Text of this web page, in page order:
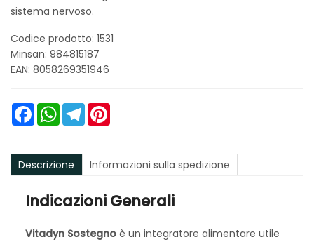
sistema nervoso.
Codice prodotto: 1531
Minsan: 984815187
EAN: 8058269351946
FacebookWhatsAppTelegram
Descrizione Informazioni sulla spedizione
Indicazioni Generali
Vitadyn Sostegno è un integratore alimentare utile